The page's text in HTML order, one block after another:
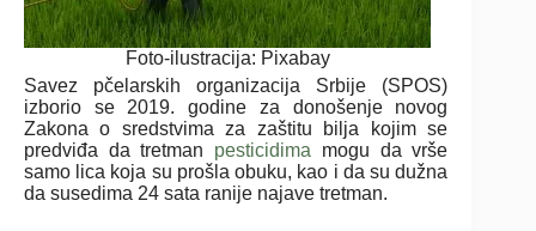
Foto-ilustracija: Pixabay
Savez pčelarskih organizacija Srbije (SPOS)
izborio se 2019. godine za donošenje novog
Zakona o sredstvima za zaštitu bilja kojim se
predviđa da tretman pesticidima mogu da vrše
samo lica koja su prošla obuku, kao i da su dužna
da susedima 24 sata ranije najave tretman.